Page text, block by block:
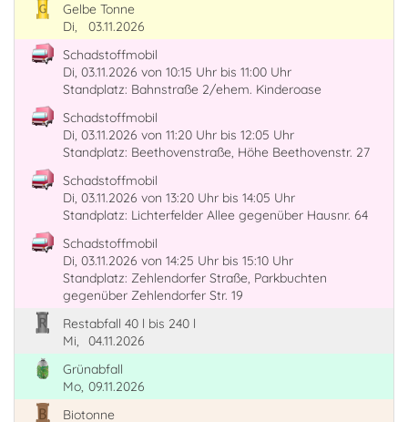
Gelbe Tonne
Di,
03.11.2026
Schadstoffmobil
Di, 03.11.2026 von 10:15 Uhr bis 11:00 Uhr
Standplatz: Bahnstraße 2/ehem. Kinderoase
Schadstoffmobil
Di, 03.11.2026 von 11:20 Uhr bis 12:05 Uhr
Standplatz: Beethovenstraße, Höhe Beethovenstr. 27
Schadstoffmobil
Di, 03.11.2026 von 13:20 Uhr bis 14:05 Uhr
Standplatz: Lichterfelder Allee gegenüber Hausnr. 64
Schadstoffmobil
Di, 03.11.2026 von 14:25 Uhr bis 15:10 Uhr
Standplatz: Zehlendorfer Straße, Parkbuchten
gegenüber Zehlendorfer Str. 19
Restabfall 40 l bis 240 l
Mi,
04.11.2026
Grünabfall
Mo, 09.11.2026
Biotonne